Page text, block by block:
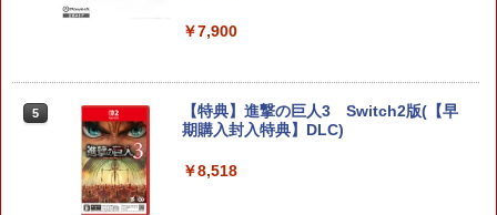
￥7,900
5
【特典】進撃の巨人3 Switch2版(【早
期購入封入特典】DLC)
￥8,518